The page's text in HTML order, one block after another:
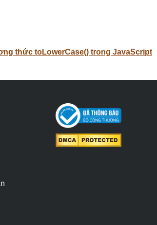
thức toLowerCase() trong JavaScript